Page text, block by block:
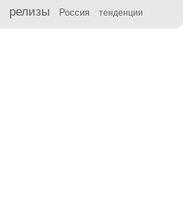
релизы Россия тенденции